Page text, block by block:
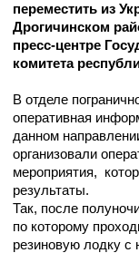
переместить из
Дрогичинском
пресс-центре
комитета
В отделе
оперативная
данном
организовали
мероприятия,
результаты.
Так, после
по которому
резиновую лодку с